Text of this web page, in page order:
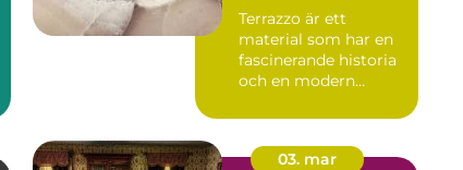
Terrazzo är ett
material som har en
fascinerande historia
och en modern
03. mar